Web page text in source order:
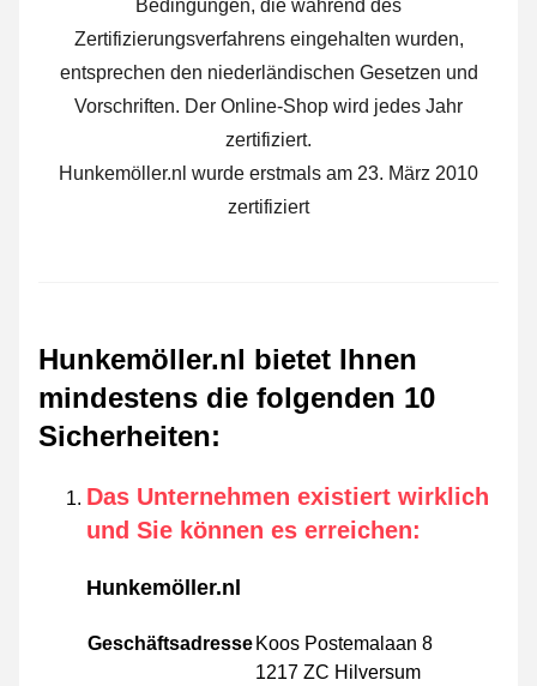
Bedingungen, die während des
Zertifizierungsverfahrens eingehalten wurden,
entsprechen den niederländischen Gesetzen und
Vorschriften. Der Online-Shop wird jedes Jahr
zertifiziert.
Hunkemöller.nl wurde erstmals am 23. März 2010
zertifiziert
Hunkemöller.nl bietet Ihnen
mindestens die folgenden 10
Sicherheiten:
Das Unternehmen existiert wirklich
und Sie können es erreichen:
Hunkemöller.nl
Geschäftsadresse Koos Postemalaan 8
1217 ZC Hilversum